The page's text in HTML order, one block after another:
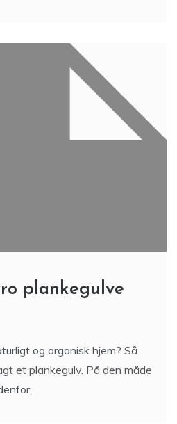
plankegulve
og organisk hjem? Så
et plankegulv. På den måde